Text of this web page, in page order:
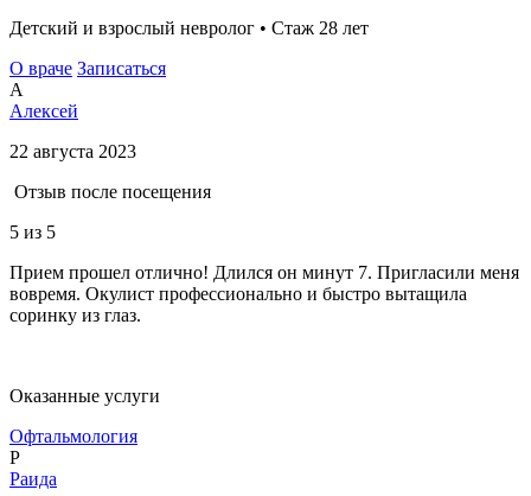
Детский и взрослый невролог • Стаж 28 лет
О враче Записаться
А
Алексей
22 августа 2023
Отзыв после посещения
5 из 5
Прием прошел отлично! Длился он минут 7. Пригласили меня
вовремя. Окулист профессионально и быстро вытащила
соринку из глаз.
Оказанные услуги
Офтальмология
Р
Раида